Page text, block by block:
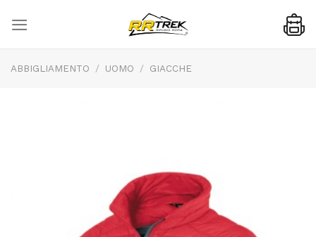
content
ABBIGLIAMENTO / UOMO / GIACCHE